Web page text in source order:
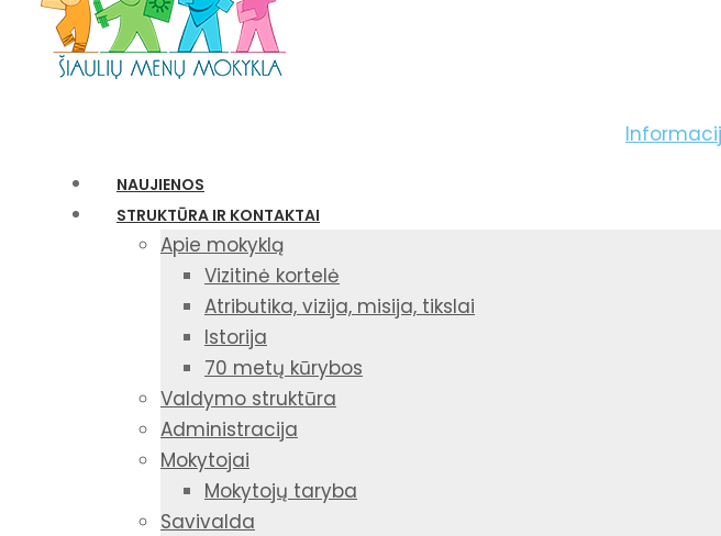
NAUJIENOS
STRUKTŪRA IR KONTAKTAI
Apie mokyklą
Vizitinė kortelė
Atributika, vizija, misija, tikslai
Istorija
70 metų kūrybos
Valdymo struktūra
Administracija
Mokytojai
Mokytojų taryba
Savivalda